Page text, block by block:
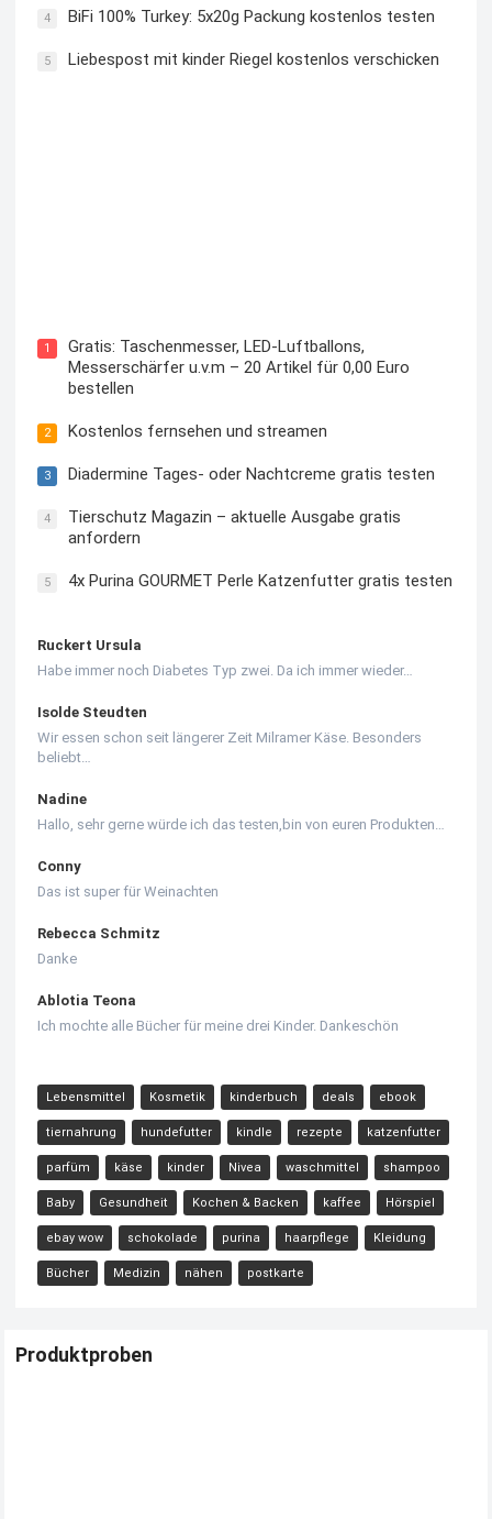
4 BiFi 100% Turkey: 5x20g Packung kostenlos testen
5 Liebespost mit kinder Riegel kostenlos verschicken
1
Gratis: Taschenmesser, LED-Luftballons,
Messerschärfer u.v.m – 20 Artikel für 0,00 Euro
bestellen
2 Kostenlos fernsehen und streamen
3 Diadermine Tages- oder Nachtcreme gratis testen
4
Tierschutz Magazin – aktuelle Ausgabe gratis
anfordern
5 4x Purina GOURMET Perle Katzenfutter gratis testen
Ruckert Ursula
Habe immer noch Diabetes Typ zwei. Da ich immer wieder…
Isolde Steudten
Wir essen schon seit längerer Zeit Milramer Käse. Besonders
beliebt…
Nadine
Hallo, sehr gerne würde ich das testen,bin von euren Produkten…
Conny
Das ist super für Weinachten
Rebecca Schmitz
Danke
Ablotia Teona
Ich mochte alle Bücher für meine drei Kinder. Dankeschön
Lebensmittel Kosmetik kinderbuch deals ebook
tiernahrung hundefutter kindle rezepte katzenfutter
parfüm käse kinder Nivea waschmittel shampoo
Baby Gesundheit Kochen & Backen kaffee Hörspiel
ebay wow schokolade purina haarpflege Kleidung
Bücher Medizin nähen postkarte
Produktproben